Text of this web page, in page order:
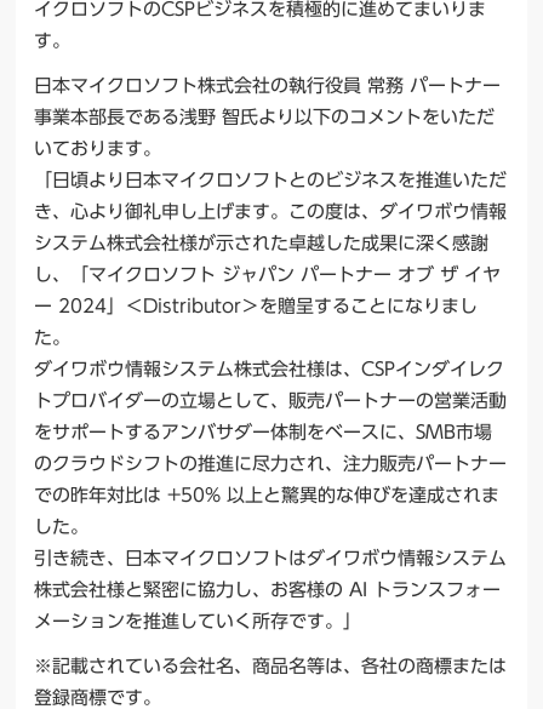
イクロソフトのCSPビジネスを積極的に進めてまいりま
す。
日本マイクロソフト株式会社の執行役員 常務 パートナー
事業本部長である浅野 智氏より以下のコメントをいただ
いております。
「日頃より日本マイクロソフトとのビジネスを推進いただ
き、心より御礼申し上げます。この度は、ダイワボウ情報
システム株式会社様が示された卓越した成果に深く感謝
し、「マイクロソフト ジャパン パートナー オブ ザ イヤ
ー 2024」＜Distributor＞を贈呈することになりまし
た。
ダイワボウ情報システム株式会社様は、CSPインダイレク
トプロバイダーの立場として、販売パートナーの営業活動
をサポートするアンバサダー体制をベースに、SMB市場
のクラウドシフトの推進に尽力され、注力販売パートナー
での昨年対比は +50% 以上と驚異的な伸びを達成されま
した。
引き続き、日本マイクロソフトはダイワボウ情報システム
株式会社様と緊密に協力し、お客様の AI トランスフォー
メーションを推進していく所存です。」
※記載されている会社名、商品名等は、各社の商標または
登録商標です。